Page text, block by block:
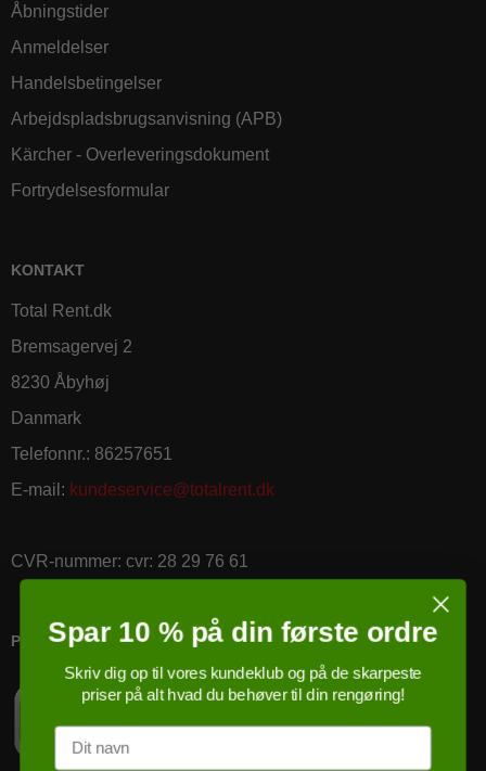
Åbningstider
Anmeldelser
Handelsbetingelser
Arbejdspladsbrugsanvisning (APB)
Kärcher - Overleveringsdokument
Fortrydelsesformular
KONTAKT
Total Rent.dk
Bremsagervej 2
8230 Åbyhøj
Danmark
Telefonnr.: 86257651
E-mail : kundeservice@totalrent.dk
CVR-nummer: cvr: 28 29 76 61
PRICERUNNER KØBSGARANTI
Spar 10 % på din første ordre
Skriv dig op til vores kundeklub og på de skarpeste
priser på alt hvad du behøver til din rengøring!
Navn